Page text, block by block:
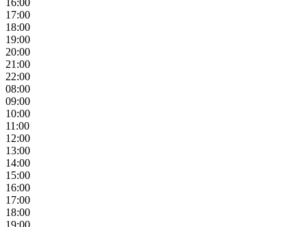
16:00
17:00
18:00
19:00
20:00
21:00
22:00
08:00
09:00
10:00
11:00
12:00
13:00
14:00
15:00
16:00
17:00
18:00